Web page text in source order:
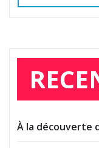
À la découverte